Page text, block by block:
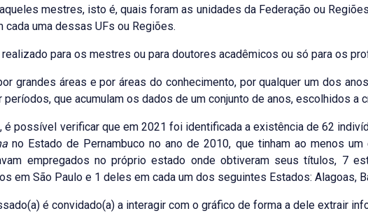
mestres, isto é, quais foram as unidades da Federação ou
cada uma dessas UFs ou Regiões.
para os mestres ou para doutores acadêmicos ou só para os
grandes áreas e por áreas do conhecimento, por qualquer um dos
períodos, que acumulam os dados de um conjunto de anos, escolhidos a
é possível verificar que em 2021 foi identificada a existência de 62
no Estado de Pernambuco no ano de 2010, que tinham ao menos
empregados no próprio estado onde obtiveram seus títulos, 7
em São Paulo e 1 deles em cada um dos seguintes Estados: Alagoas,
é convidado(a) a interagir com o gráfico de forma a dele extrair